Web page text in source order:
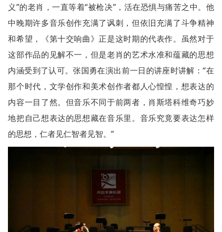
义”的老肖，一直等着“被枪决”，活在恐惧与痛苦之中。他
中晚期许多音乐创作充满了讽刺，但依旧充满了斗争精神
和希望，《第十交响曲》正是这时期的代表作。虽然对于
这部作品的见解不一，但是老肖的艺术水准和蕴藏的思想
内涵受到了认可。张国勇在演出前一日的讲座时讲解：“在
那个时代，文学创作和美术创作者都人心惶惶，想表达的
内容一目了然。但音乐不同于前两者，肖斯塔科维奇巧妙
地把自己想表达的思想藏在音乐里。音乐究竟要表达怎样
的思想，仁者见仁智者见智。”